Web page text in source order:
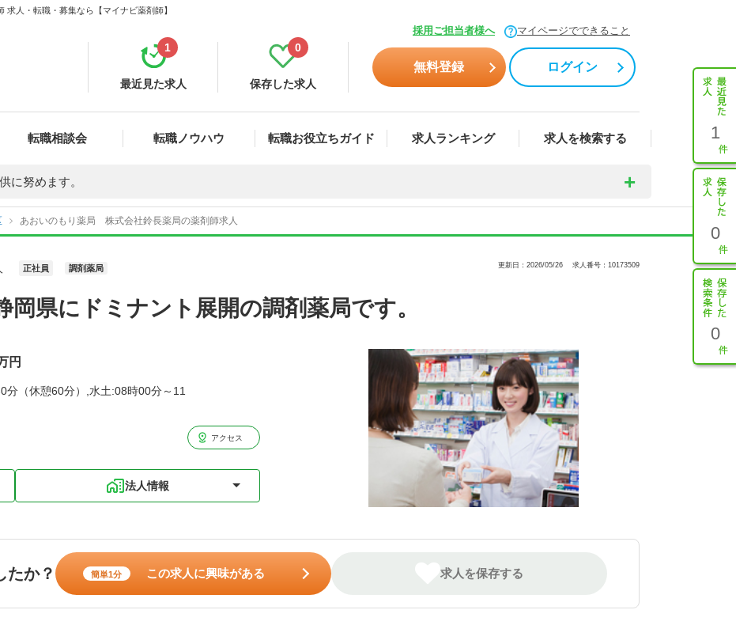
人・転職・募集なら【マイナビ薬剤師】
採用ご担当者様へ マイページでできること
最近見た求人
1
保存した求人
0
無料登録 ログイン
転職相談会 転職ノウハウ 転職お役立ちガイド 求人ランキング 求人を検索する 1
0
0
に努めます。
あおいのもり薬局 株式会社鈴長薬局の薬剤師求人
正社員 調剤薬局 更新日：2026/05/26 求人番号：10173509
岡県にドミナント展開の調剤薬局です。
円
分（休憩60分）,水土:08時00分～11
アクセス
法人情報
たか？ 簡単1分 この求人に興味がある 求人を保存する